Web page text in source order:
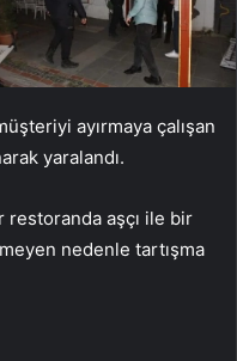
ayırmaya çalışan
yaralandı.
restoranda aşçı ile bir
nedenle tartışma